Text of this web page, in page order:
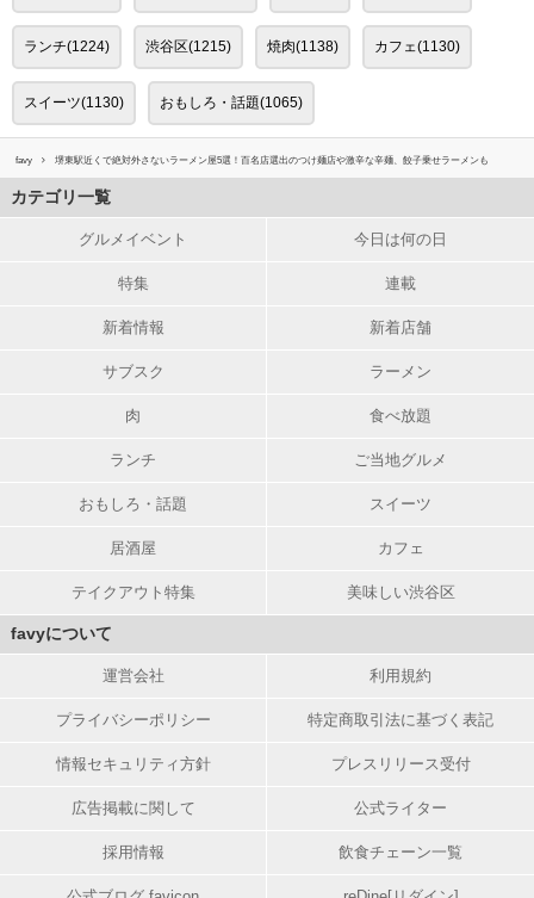
ランチ(1224) 渋谷区(1215) 焼肉(1138) カフェ(1130)
スイーツ(1130) おもしろ・話題(1065)
favy 堺東駅近くで絶対外さないラーメン屋5選！百名店選出のつけ麺店や激辛な辛麺、餃子乗せラーメンも
カテゴリ一覧
グルメイベント 今日は何の日
特集 連載
新着情報 新着店舗
サブスク ラーメン
肉 食べ放題
ランチ ご当地グルメ
おもしろ・話題 スイーツ
居酒屋 カフェ
テイクアウト特集 美味しい渋谷区
favyについて
運営会社 利用規約
プライバシーポリシー 特定商取引法に基づく表記
情報セキュリティ方針 プレスリリース受付
広告掲載に関して 公式ライター
採用情報 飲食チェーン一覧